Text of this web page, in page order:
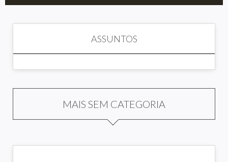
ASSUNTOS
MAIS SEM CATEGORIA